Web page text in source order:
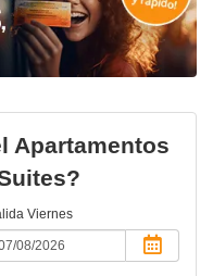
Apartamentos
Viernes